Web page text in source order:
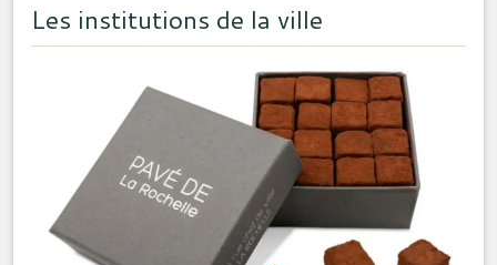
Les institutions de la ville